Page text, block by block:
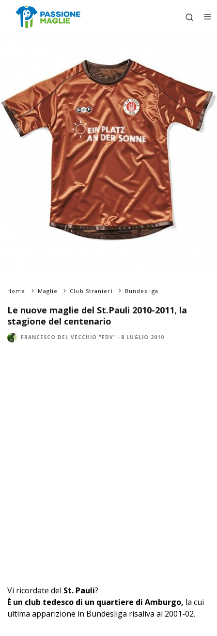
Home Maglie Club Stranieri Bundesliga
Le nuove maglie del St.Pauli 2010-2011, la
stagione del centenario
FRANCESCO DEL VECCHIO "FDV" · 8 LUGLIO 2010
Vi ricordate del St. Pauli?
È un club tedesco di un quartiere di Amburgo, la cui
ultima apparizione in Bundesliga risaliva al 2001-02.